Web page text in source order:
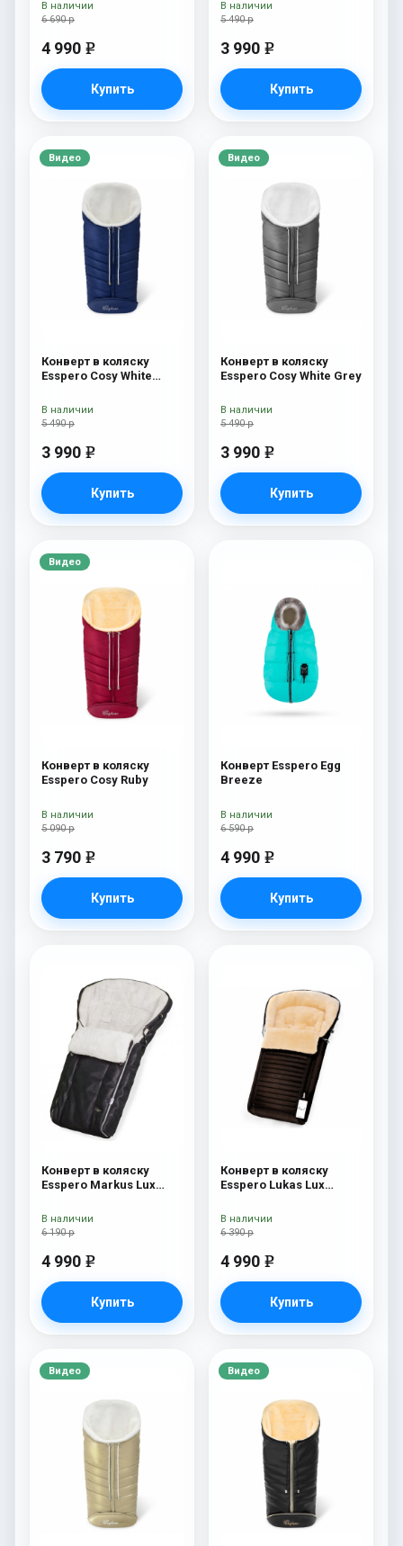
6 690 р
4 990 e
Купить
В наличии
5 490 р
3 990 e
Купить
В наличии
Видео
Конверт в коляску
Esspero Cosy White
5 490 р
3 990 e
Купить
В наличии
Видео
Конверт в коляску
Esspero Cosy White Grey
5 490 р
3 990 e
Купить
В наличии
Видео
Конверт в коляску
Esspero Cosy Ruby
5 090 р
3 790 e
Купить
В наличии
Конверт Esspero Egg
Breeze
6 590 р
4 990 e
Купить
В наличии
Конверт в коляску
Esspero Markus Lux
овечья шерсть) Black
6 190 р
4 990 e
Купить
В наличии
Конверт в коляску
Esspero Lukas Lux
шерсть) Brown
6 390 р
4 990 e
Купить
В наличии
Видео Видео